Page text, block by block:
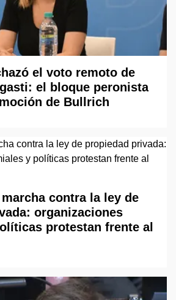
el voto remoto de
el bloque peronista
de Bullrich
contra la ley de
organizaciones
protestan frente al